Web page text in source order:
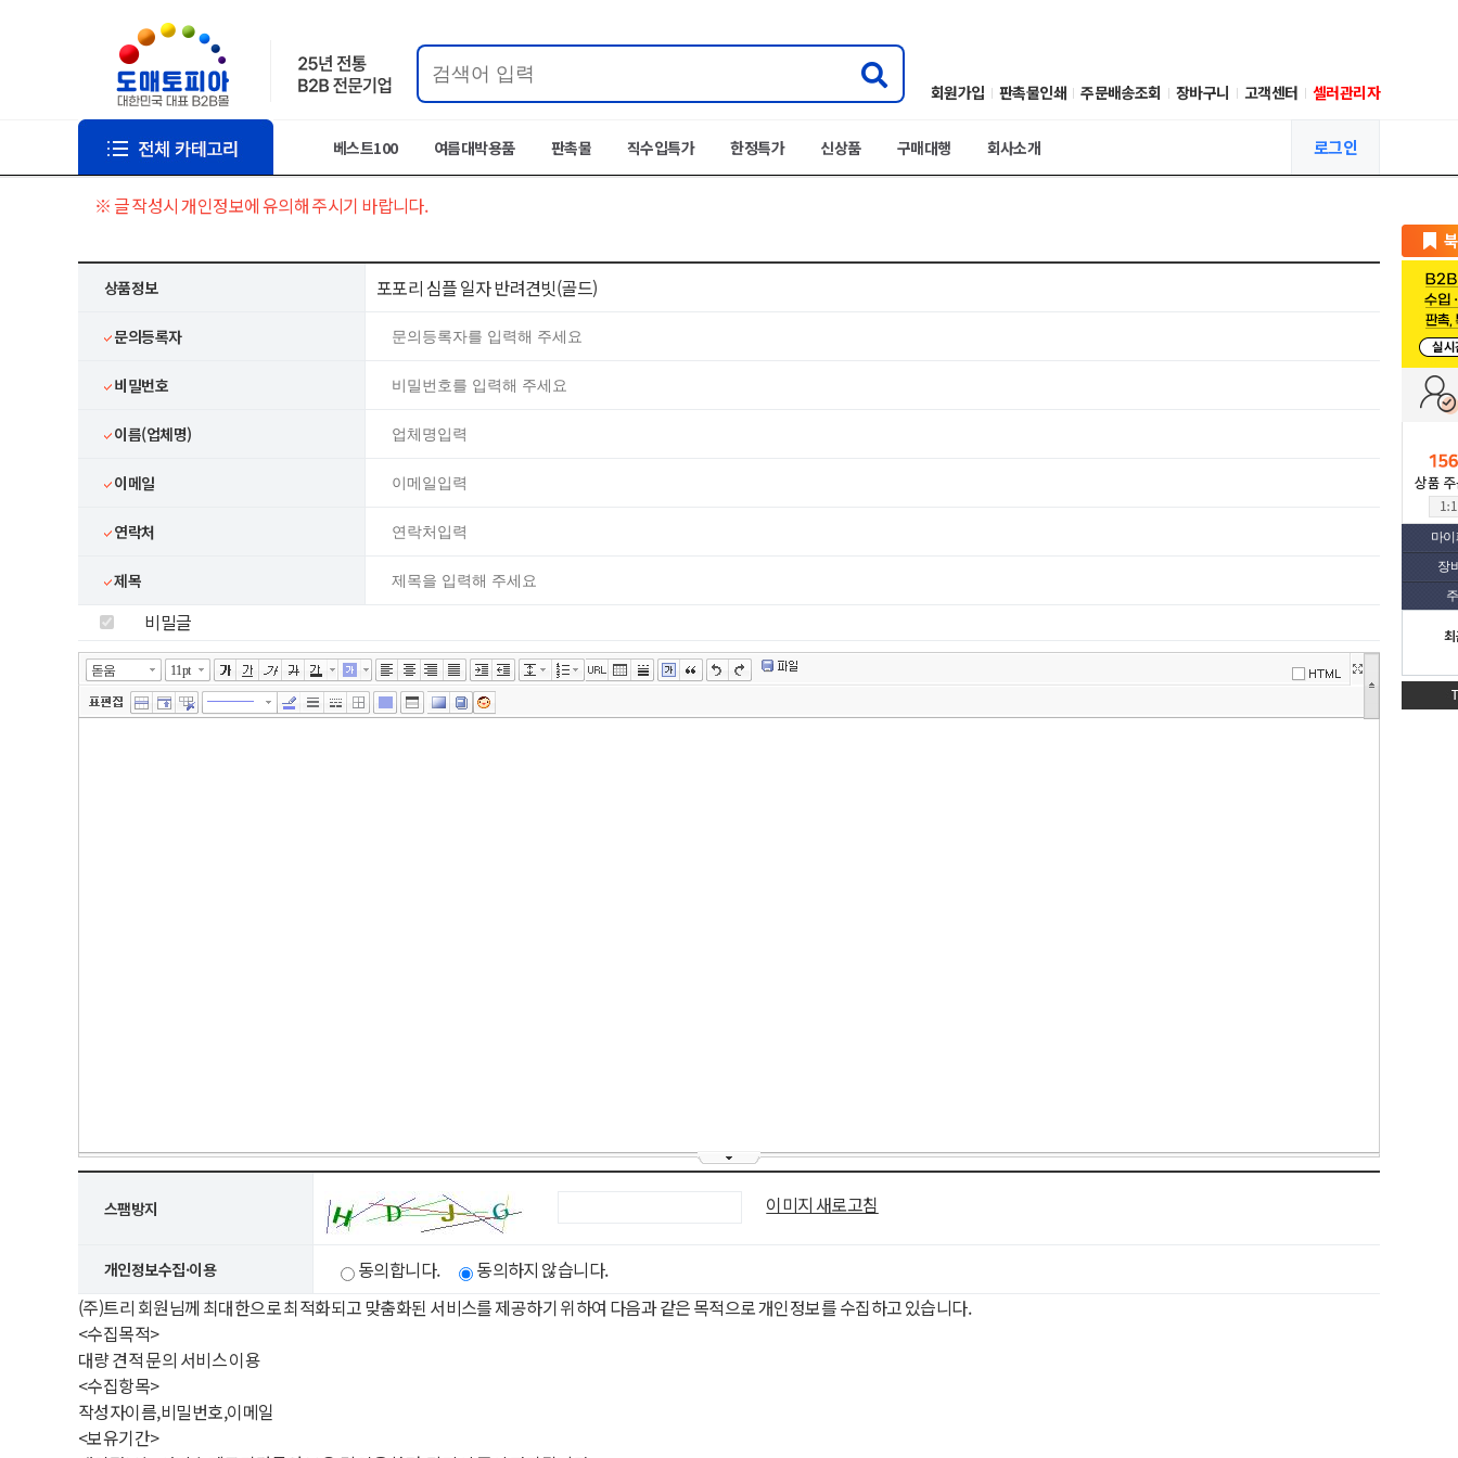
회원가입 판촉물인쇄 주문배송조회 장바구니 고객센터 셀러관리자
베스트100 여름대박용품 판촉물 직수입특가 한정특가 신상품 구매대행 회사소개 로그인
마
장
※ 글 작성시 개인정보에 유의해 주시기 바랍니다.
상품정보 포포리 심플 일자 반려견빗(골드)
문의등록자
비밀번호
이름(업체명)
이메일
연락처
제목
비밀글
돋움 11pt
넓게쓰기
툴바 더보기
에디터
스팸방지 이미지 새로고침
개인정보수집·이용 동의합니다.
동의하지 않습니다.
(주)트리 회원님께 최대한으로 최적화되고 맞춤화된 서비스를 제공하기 위하여 다음과 같은 목적으로 개인정보를 수집하고 있습니다.
<수집목적>
대량 견적 문의 서비스 이용
<수집항목>
작성자이름,비밀번호,이메일
<보유기간>